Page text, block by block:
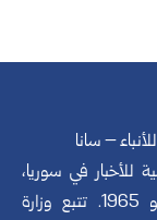
– سانا
للأخبار في سوريا،
تأسست في 24 يونيو 1965. تتبع وزارة